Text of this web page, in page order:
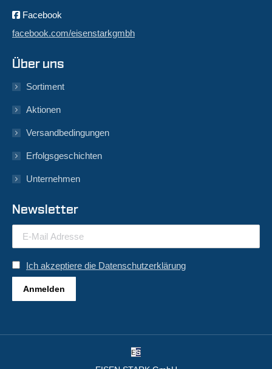
Facebook
facebook.com/eisenstarkgmbh
Über uns
Sortiment
Aktionen
Versandbedingungen
Erfolgsgeschichten
Unternehmen
Newsletter
Ich akzeptiere die Datenschutzerklärung